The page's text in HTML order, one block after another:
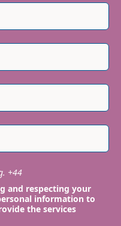
+44
and respecting your
information to
the services